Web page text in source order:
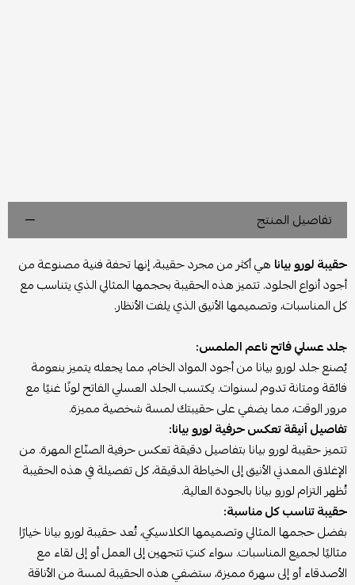
تفاصيل المنتج
حقيبة لورو بيانا هي أكثر من مجرد حقيبة، إنها تحفة فنية مصنوعة من
أجود أنواع الجلود. تتميز هذه الحقيبة بحجمها المثالي الذي يتناسب مع
كل المناسبات، وتصميمها الأنيق الذي يلفت الأنظار.
جلد عسلي فاتح ناعم الملمس:
يُصنع جلد لورو بيانا من أجود المواد الخام، مما يجعله يتميز بنعومة
فائقة ومتانة تدوم لسنوات. يكتسب الجلد العسلي الفاتح لونًا غنيًا مع
مرور الوقت، مما يضفي على حقيبتك لمسة شخصية مميزة.
تفاصيل أنيقة تعكس حرفية لورو بيانا:
تتميز حقيبة لورو بيانا بتفاصيل دقيقة تعكس حرفية الصنّاع المهرة. من
الإغلاق المعدني الأنيق إلى الخياطة الدقيقة، كل تفصيلة في هذه الحقيبة
تُظهر التزام لورو بيانا بالجودة العالية.
حقيبة تناسب كل مناسبة:
بفضل حجمها المثالي وتصميمها الكلاسيكي، تُعد حقيبة لورو بيانا خيارًا
مثاليًا لجميع المناسبات. سواء كنتِ تتجهين إلى العمل أو إلى لقاء مع
الأصدقاء أو إلى سهرة مميزة، ستضفي هذه الحقيبة لمسة من الأناقة